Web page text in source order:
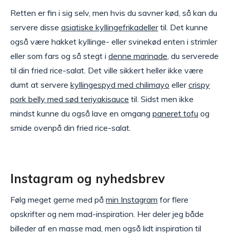
Retten er fin i sig selv, men hvis du savner kød, så kan du
servere disse asiatiske kyllingefrikadellertil. Det kunne
også være hakket kyllinge- eller svinekød enten i strimler
eller som fars og så stegt i denne marinade, du serverede
til din fried rice-salat. Det ville sikkert heller ikke være
dumt at servere kyllingespyd med chilimayo ellercrispy
pork belly med sød teriyakisauce til. Sidst men ikke
mindst kunne du også lave en omgang paneret tofu og
smide ovenpå din fried rice-salat.
Instagram og nyhedsbrev
Følg meget gerne med på min Instagram for flere
opskrifter og nem mad-inspiration. Her deler jeg både
billeder af en masse mad, men også lidt inspiration til